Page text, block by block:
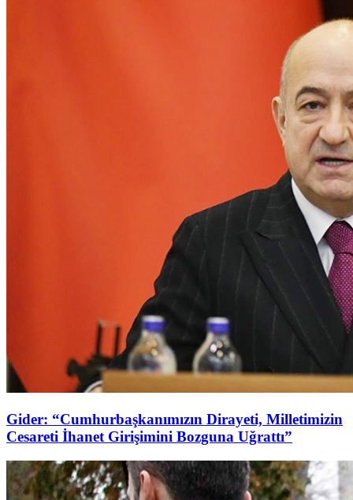
Gider: “Cumhurbaşkanımızın Dirayeti, Milletimizin
Cesareti İhanet Girişimini Bozguna Uğrattı”